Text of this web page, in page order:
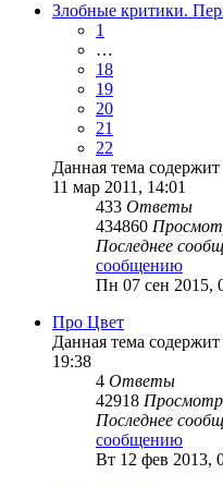
Злобные критики.
1
…
18
19
20
21
22
Данная тема содержит
11 мар 2011, 14:01
433 Ответы
434860
Последнее
сообщению
Пн 07 сен 2015,
Про Цвет
Данная тема содержит
19:38
4 Ответы
42918
Последнее
сообщению
Вт 12 фев 2013,